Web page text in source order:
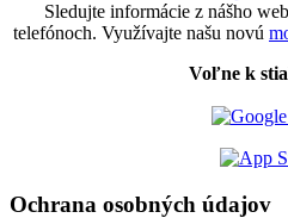
Sledujte informácie z nášho
telefónoch. Využívajte našu novú
Voľne k
Ochrana osobných údajov